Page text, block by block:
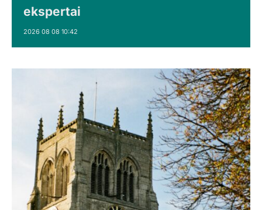
ekspertai
2026 08 08 10:42